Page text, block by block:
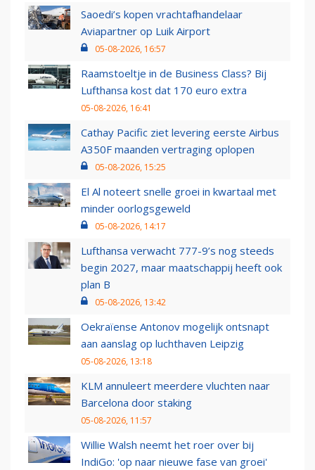
Saoedi’s kopen vrachtafhandelaar
Aviapartner op Luik Airport
05-08-2026, 16:57
Raamstoeltje in de Business Class? Bij
Lufthansa kost dat 170 euro extra
05-08-2026, 16:41
Cathay Pacific ziet levering eerste Airbus
A350F maanden vertraging oplopen
05-08-2026, 15:25
El Al noteert snelle groei in kwartaal met
minder oorlogsgeweld
05-08-2026, 14:17
Lufthansa verwacht 777-9’s nog steeds
begin 2027, maar maatschappij heeft ook
plan B
05-08-2026, 13:42
Oekraïense Antonov mogelijk ontsnapt
aan aanslag op luchthaven Leipzig
05-08-2026, 13:18
KLM annuleert meerdere vluchten naar
Barcelona door staking
05-08-2026, 11:57
Willie Walsh neemt het roer over bij
IndiGo: 'op naar nieuwe fase van groei'